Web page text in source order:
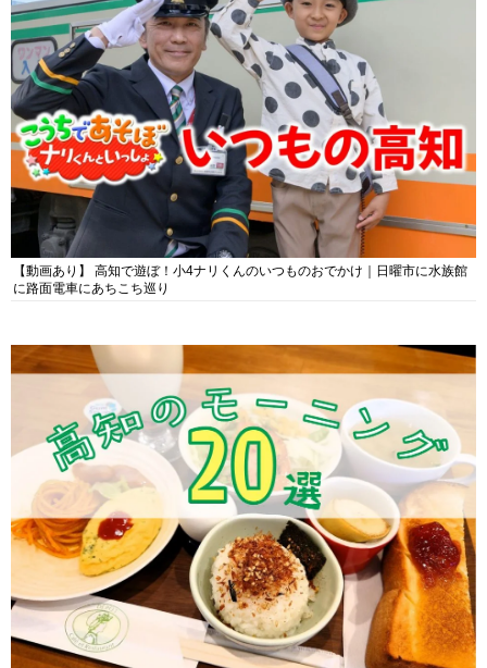
【動画あり】 高知で遊ぼ！小4ナリくんのいつものおでかけ｜日曜市に水族館
に路面電車にあちこち巡り